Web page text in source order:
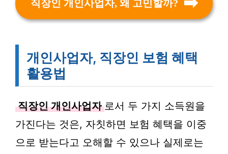
직장인 개인사업자, 왜 고민할까?
개인사업자, 직장인 보험 혜택
활용법
직장인 개인사업자 로서 두 가지 소득원을
가진다는 것은, 자칫하면 보험 혜택을 이중
으로 받는다고 오해할 수 있으나 실제로는